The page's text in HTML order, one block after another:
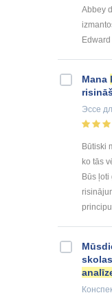
Abbey
Edward
Mana
Эссе
Būtiski
ko tās
Būs